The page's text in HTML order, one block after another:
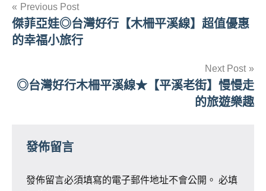
文
章
覽
Previous Post
傑菲亞娃◎台灣好行【木柵平溪線】超值優惠
的幸福小旅行
Next Post
◎台灣好行木柵平溪線★【平溪老街】慢慢走
的旅遊樂趣
發佈留言
發佈留言必須填寫的電子郵件地址不會公開。 必填